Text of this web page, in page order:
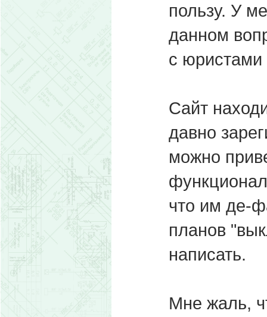
пользу. У
данном
с юристами
Сайт
давно
можно
что им де-
планов
написать.
Мне жаль,